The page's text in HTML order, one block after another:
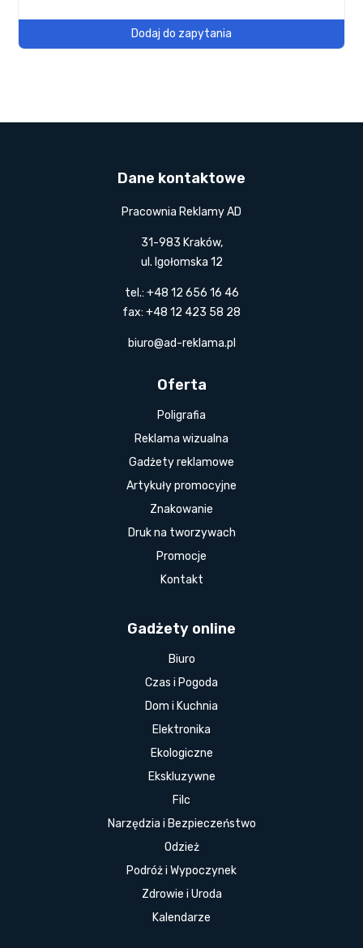
Dodaj do zapytania
Dane kontaktowe
Pracownia Reklamy AD
31-983 Kraków,
ul. Igołomska 12
tel.: +48 12 656 16 46
fax: +48 12 423 58 28
biuro@ad-reklama.pl
Oferta
Poligrafia
Reklama wizualna
Gadżety reklamowe
Artykuły promocyjne
Znakowanie
Druk na tworzywach
Promocje
Kontakt
Gadżety online
Biuro
Czas i Pogoda
Dom i Kuchnia
Elektronika
Ekologiczne
Ekskluzywne
Filc
Narzędzia i Bezpieczeństwo
Odzież
Podróż i Wypoczynek
Zdrowie i Uroda
Kalendarze